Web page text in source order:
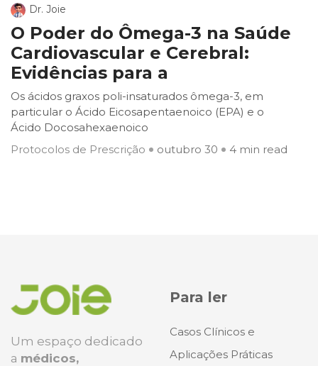
Dr. Joie
O Poder do Ômega-3 na Saúde
Cardiovascular e Cerebral:
Evidências para a
Os ácidos graxos poli-insaturados ômega-3, em
particular o Ácido Eicosapentaenoico (EPA) e o
Ácido Docosahexaenoico
Protocolos de Prescrição
outubro 30 4 min read
Um espaço dedicado
a médicos,
Para ler
Casos Clínicos e
Aplicações Práticas